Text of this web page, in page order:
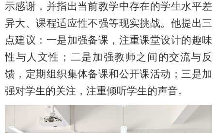
示感谢，并指出当前教学中存在的学生水平差
异大、课程适应性不强等现实挑战。他提出三
点建议：一是加强备课，注重课堂设计的趣味
性与人文性 ； 二是加强教师之间的交流与反
馈，定期组织集体备课和公开课活动 ； 三是加
强对学生的关注 ， 注重倾听学生的声音。